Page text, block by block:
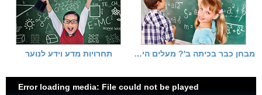
מבחן כבר בכיתה ב'? מעלים הילוך תחרויות מדע וידע לנוער
Error loading media: File could not be played